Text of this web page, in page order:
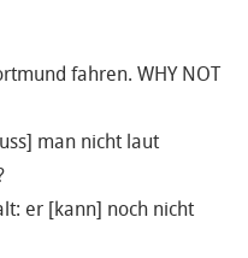
fahren. WHY NOT
man nicht laut
er [kann] noch nicht